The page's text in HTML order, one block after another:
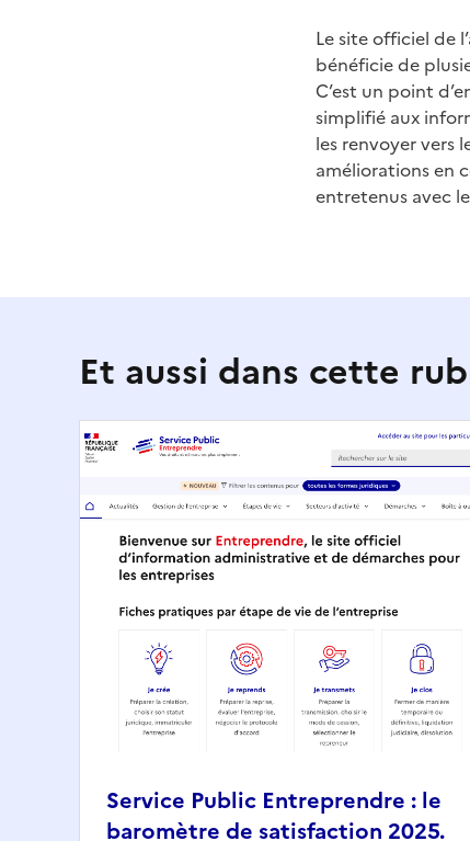
Le site officiel de
bénéficie de
C’est un point
simplifié aux
les renvoyer vers
améliorations en
entretenus avec
Et aussi dans cette
Service Public Entreprendre : le
baromètre de satisfaction 2025.